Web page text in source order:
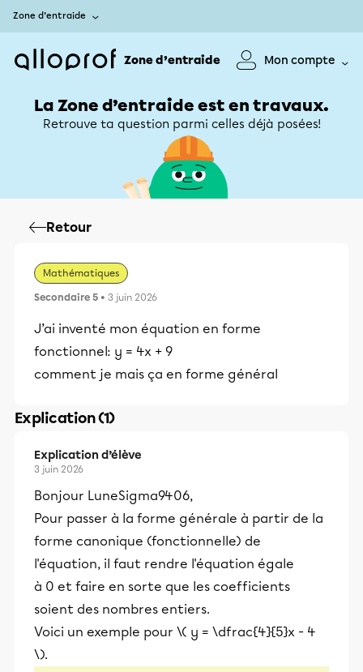
Zone d’entraide
Zone d’entraide Mon compte
La Zone d’entraide est en travaux.
Retrouve ta question parmi celles déjà posées!
Retour
Mathématiques
Secondaire 5 • 3 juin 2026
J’ai inventé mon équation en forme
fonctionnel: y = 4x + 9
comment je mais ça en forme général
Explication (1)
Explication d’élève
3 juin 2026
Bonjour LuneSigma9406,
Pour passer à la forme générale à partir de la
forme canonique (fonctionnelle) de
l'équation, il faut rendre l'équation égale
à 0 et faire en sorte que les coefficients
soient des nombres entiers.
Voici un exemple pour \( y = \dfrac{4}{5}x - 4
\).